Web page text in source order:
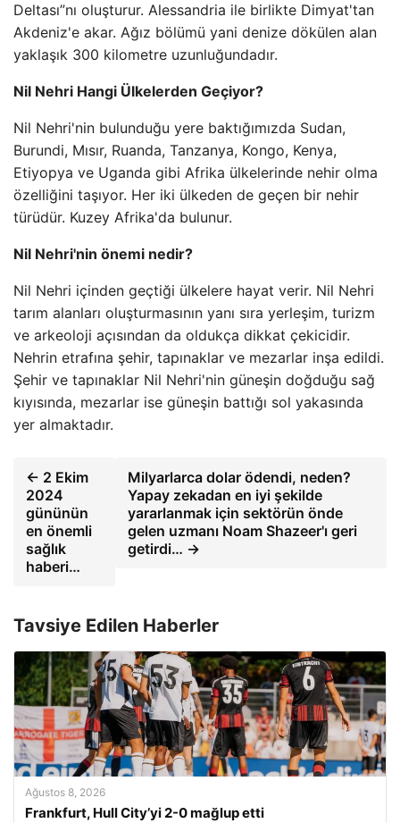
Deltası”nı oluşturur. Alessandria ile birlikte Dimyat'tan
Akdeniz'e akar. Ağız bölümü yani denize dökülen alan
yaklaşık 300 kilometre uzunluğundadır.
Nil Nehri Hangi Ülkelerden Geçiyor?
Nil Nehri'nin bulunduğu yere baktığımızda Sudan,
Burundi, Mısır, Ruanda, Tanzanya, Kongo, Kenya,
Etiyopya ve Uganda gibi Afrika ülkelerinde nehir olma
özelliğini taşıyor. Her iki ülkeden de geçen bir nehir
türüdür. Kuzey Afrika'da bulunur.
Nil Nehri'nin önemi nedir?
Nil Nehri içinden geçtiği ülkelere hayat verir. Nil Nehri
tarım alanları oluşturmasının yanı sıra yerleşim, turizm
ve arkeoloji açısından da oldukça dikkat çekicidir.
Nehrin etrafına şehir, tapınaklar ve mezarlar inşa edildi.
Şehir ve tapınaklar Nil Nehri'nin güneşin doğduğu sağ
kıyısında, mezarlar ise güneşin battığı sol yakasında
yer almaktadır.
← 2 Ekim
2024
gününün
en önemli
sağlık
haberi…
Milyarlarca dolar ödendi, neden?
Yapay zekadan en iyi şekilde
yararlanmak için sektörün önde
gelen uzmanı Noam Shazeer'ı geri
getirdi… →
Tavsiye Edilen Haberler
Ağustos 8, 2026
Frankfurt, Hull City’yi 2-0 mağlup etti